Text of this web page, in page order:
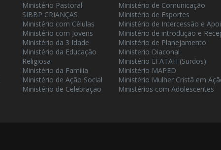
Ministério Pastoral
SIBBP CRIANÇAS
Ministério com Células
Ministério com Jovens
Ministério da 3 Idade
Ministério da Educação
Religiosa
Ministério da Família
Ministério de Ação Social
Ministério de Celebração
Ministério de Comunicação
Ministério de Esportes
Ministério de Intercessão e
Ministério de introdução e
Ministério de Planejamento
Ministerio Diaconal
Ministério EFATAH (Surdos)
Ministério MAPED
Ministério Mulher Cristã em
Ministérios com Adolescentes